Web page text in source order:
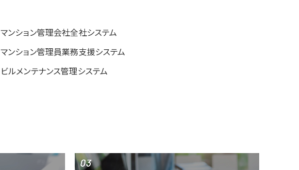
マンション管理会社全社システム
マンション管理員業務支援システム
ビルメンテナンス管理システム